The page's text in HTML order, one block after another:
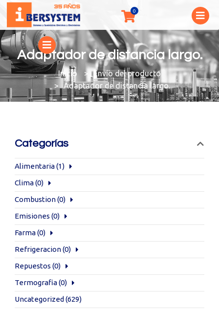
Adaptador de distancia largo.
You are here:
Envío del producto
Adaptador de distancia largo.
Categorías
Alimentaria(1)
Clima(0)
Combustion(0)
Emisiones (0)
Farma(0)
Refrigeracion(0)
Repuestos (0)
Termografia(0)
Uncategorized (629)